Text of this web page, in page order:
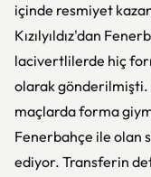
içinde resmiyet
Kızılyıldız'dan
lacivertlilerde hiç
olarak gönderilmişti.
maçlarda forma
Fenerbahçe ile olan
ediyor. Transferin